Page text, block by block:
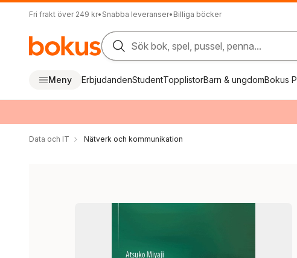
Fri frakt över 249 kr• Snabba leveranser• Billiga böcker
Sök bok, spel, pussel, penna...
Meny ErbjudandenStudentTopplistorBarn & ungdomBokus
Data och IT Nätverk och kommunikation